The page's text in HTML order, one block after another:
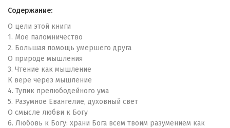
Cодержание:
О цели этой книги
1. Мое паломничество
2. Большая помощь умершего друга
О природе мышления
3. Чтение как мышление
К вере через мышление
4. Тупик прелюбодейного ума
5. Разумное Евангелие, духовный свет
О смысле любви к Богу
6. Любовь к Богу: храни Бога всем твоим разумением как